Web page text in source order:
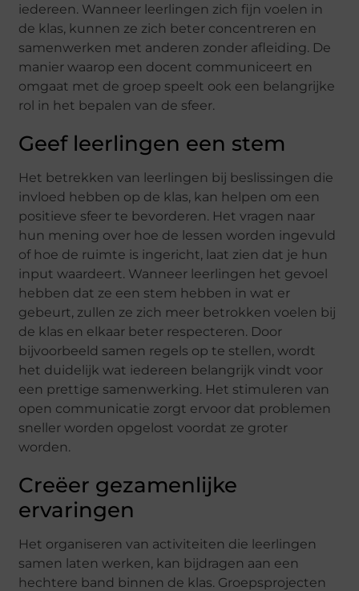
iedereen. Wanneer leerlingen zich fijn voelen in
de klas, kunnen ze zich beter concentreren en
samenwerken met anderen zonder afleiding. De
manier waarop een docent communiceert en
omgaat met de groep speelt ook een belangrijke
rol in het bepalen van de sfeer.
Geef leerlingen een stem
Het betrekken van leerlingen bij beslissingen die
invloed hebben op de klas, kan helpen om een
positieve sfeer te bevorderen. Het vragen naar
hun mening over hoe de lessen worden ingevuld
of hoe de ruimte is ingericht, laat zien dat je hun
input waardeert. Wanneer leerlingen het gevoel
hebben dat ze een stem hebben in wat er
gebeurt, zullen ze zich meer betrokken voelen bij
de klas en elkaar beter respecteren. Door
bijvoorbeeld samen regels op te stellen, wordt
het duidelijk wat iedereen belangrijk vindt voor
een prettige samenwerking. Het stimuleren van
open communicatie zorgt ervoor dat problemen
sneller worden opgelost voordat ze groter
worden.
Creëer gezamenlijke
ervaringen
Het organiseren van activiteiten die leerlingen
samen laten werken, kan bijdragen aan een
hechtere band binnen de klas. Groepsprojecten